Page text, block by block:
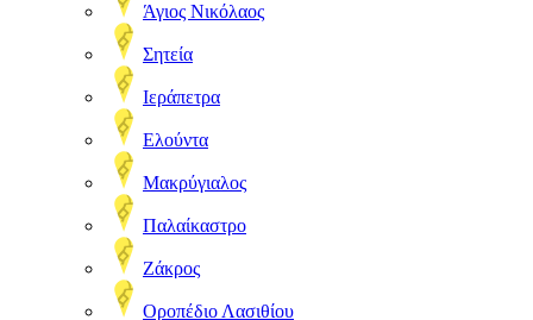
Άγιος Νικόλαος
Σητεία
Ιεράπετρα
Ελούντα
Μακρύγιαλος
Παλαίκαστρο
Ζάκρος
Οροπέδιο Λασιθίου